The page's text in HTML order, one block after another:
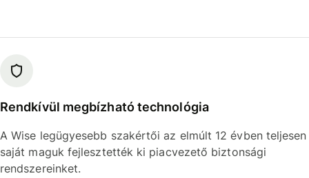
Rendkívül megbízható technológia
A Wise legügyesebb szakértői az elmúlt 12 évben teljesen
saját maguk fejlesztették ki piacvezető biztonsági
rendszereinket.